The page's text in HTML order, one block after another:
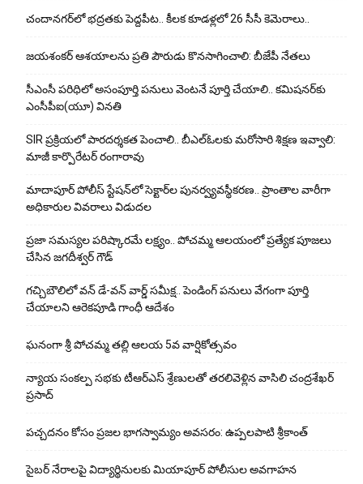
చందానగర్‌లో భద్రతకు పెద్దపీట.. కీలక కూడళ్లలో 26 సీసీ కెమెరాలు..
జయశంకర్ ఆశయాలను ప్రతి పౌరుడు కొనసాగించాలి: బీజేపీ నేతలు
సీఎంసీ పరిధిలో అసంపూర్తి పనులు వెంటనే పూర్తి చేయాలి.. కమిషనర్‌కు
ఎంసీపీఐ(యూ) వినతి
SIR ప్రక్రియలో పారదర్శకత పెంచాలి.. బీఎల్ఓలకు మరోసారి శిక్షణ ఇవ్వాలి:
మాజీ కార్పొరేటర్ రంగారావు
మాదాపూర్ పోలీస్‌ స్టేషన్‌లో సెక్టార్‌ల పునర్వ్యవస్థీకరణ.. ప్రాంతాల వారీగా
అధికారుల వివరాలు విడుదల
ప్రజా సమస్యల పరిష్కారమే లక్ష్యం.. పోచమ్మ ఆలయంలో ప్రత్యేక పూజలు
చేసిన జగదీశ్వర్ గౌడ్
గచ్చిబౌలిలో వన్ డే-వన్ వార్డ్ సమీక్ష.. పెండింగ్ పనులు వేగంగా పూర్తి
చేయాలని ఆరెకపూడి గాంధీ ఆదేశం
ఘ‌నంగా శ్రీ పోచమ్మ త‌ల్లి ఆలయ 5వ వార్షికోత్సవం
న్యాయ సంక‌ల్ప స‌భ‌కు టీఆర్ఎస్ శ్రేణుల‌తో త‌ర‌లివెళ్లిన వాసిలి చంద్ర‌శేఖ‌ర్
ప్ర‌సాద్
పచ్చదనం కోసం ప్రజల భాగస్వామ్యం అవసరం: ఉప్పలపాటి శ్రీకాంత్
సైబర్ నేరాలపై విద్యార్థినులకు మియాపూర్ పోలీసుల అవగాహన